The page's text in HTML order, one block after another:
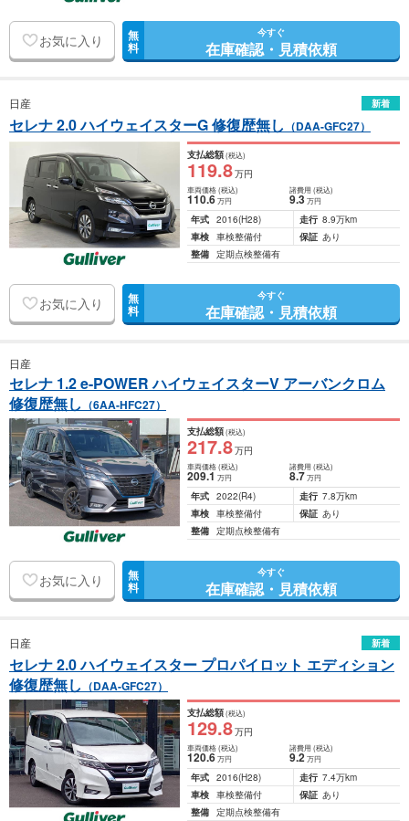
お気に入り 無
料
今すぐ
在庫確認・見積依頼
日産 新着
セレナ 2.0 ハイウェイスターG 修復歴無し （DAA-GFC27）
支払総額(税込)
119.8万円
車両価格(税込)
110.6万円
諸費用 (税込)
9.3 万円
年式 2016(H28) 走行 8.9万km
車検 車検整備付 保証 あり
整備 定期点検整備有
お気に入り 無
料
今すぐ
在庫確認・見積依頼
日産
セレナ 1.2 e-POWER ハイウェイスターV アーバンクロム
修復歴無し （6AA-HFC27）
支払総額(税込)
217.8万円
車両価格(税込)
209.1万円
諸費用 (税込)
8.7 万円
年式 2022(R4) 走行 7.8万km
車検 車検整備付 保証 あり
整備 定期点検整備有
お気に入り 無
料
今すぐ
在庫確認・見積依頼
日産 新着
セレナ 2.0 ハイウェイスター プロパイロット エディション
修復歴無し （DAA-GFC27）
支払総額(税込)
129.8万円
車両価格(税込)
120.6万円
諸費用 (税込)
9.2 万円
年式 2016(H28) 走行 7.4万km
車検 車検整備付 保証 あり
整備 定期点検整備有